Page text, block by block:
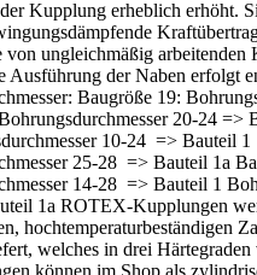
Kupplung erheblich erhöht.
von ungleichmäßig arbeitenden
Ausführung der Naben erfolgt
Baugröße 19:
20-24 =>
10-24 => Bauteil 1
25-28 => Bauteil 1a
14-28 => Bauteil 1
1a ROTEX-Kupplungen
hochtemperaturbeständigen
welches in drei
können im Shop als